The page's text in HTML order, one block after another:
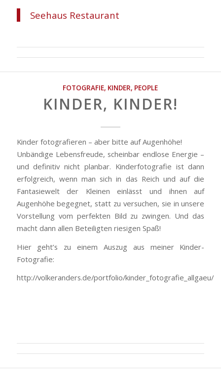
Seehaus Restaurant
FOTOGRAFIE, KINDER, PEOPLE
KINDER, KINDER!
Kinder fotografieren – aber bitte auf Augenhöhe!
Unbändige Lebensfreude, scheinbar endlose Energie –
und definitiv nicht planbar. Kinderfotografie ist dann
erfolgreich, wenn man sich in das Reich und auf die
Fantasiewelt der Kleinen einlässt und ihnen auf
Augenhöhe begegnet, statt zu versuchen, sie in unsere
Vorstellung vom perfekten Bild zu zwingen. Und das
macht dann allen Beteiligten riesigen Spaß!
Hier geht’s zu einem Auszug aus meiner Kinder-
Fotografie:
http://volkeranders.de/portfolio/kinder_fotografie_allgaeu/